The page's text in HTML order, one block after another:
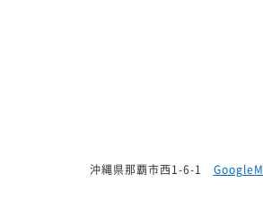
沖縄県那覇市西1-6-1